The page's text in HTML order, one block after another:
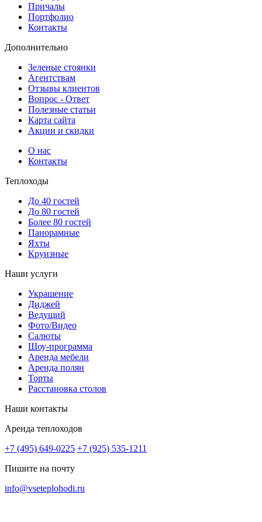
Причалы
Портфолио
Контакты
Дополнительно
Зеленые стоянки
Агентствам
Отзывы клиентов
Вопрос - Ответ
Полезные статьи
Карта сайта
Акции и скидки
О нас
Контакты
Теплоходы
До 40 гостей
До 80 гостей
Более 80 гостей
Панорамные
Яхты
Круизные
Наши услуги
Украшение
Диджей
Ведущий
Фото/Видео
Салюты
Шоу-программа
Аренда мебели
Аренда полян
Торты
Расстановка столов
Наши контакты
Аренда теплоходов
+7 (495) 649-0225 +7 (925) 535-1211
Пишите на почту
info@vseteplohodi.ru